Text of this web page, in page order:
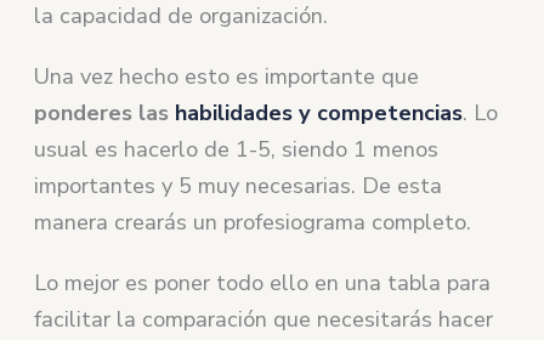
la capacidad de organización.
Una vez hecho esto es importante que
ponderes las habilidades y competencias. Lo
usual es hacerlo de 1-5, siendo 1 menos
importantes y 5 muy necesarias. De esta
manera crearás un profesiograma completo.
Lo mejor es poner todo ello en una tabla para
facilitar la comparación que necesitarás hacer